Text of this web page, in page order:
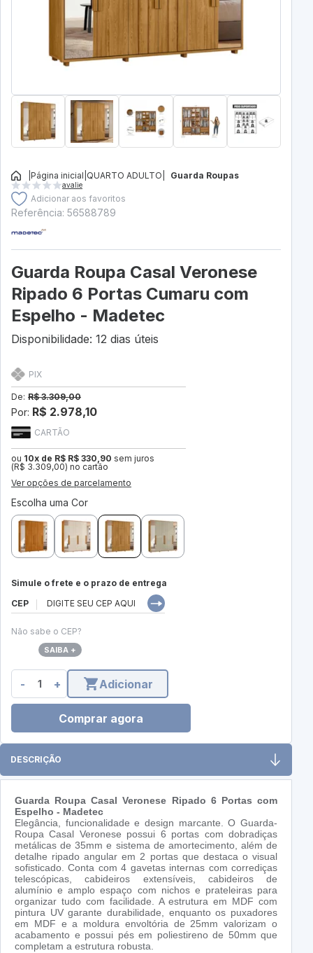
Página inicial QUARTO ADULTO Guarda Roupas
avalie
Adicionar aos favoritos
Referência: 56588789
Guarda Roupa Casal Veronese
Ripado 6 Portas Cumaru com
Espelho - Madetec
Disponibilidade: 12 dias úteis
CARTÃO
ou 10x de R$ R$ 330,90 sem juros
(R$ 3.309,00) no cartão
Ver opções de parcelamento
PIX
De: R$ 3.309,00
Por: R$ 2.978,10
Escolha uma Cor
Simule o frete e o prazo de entrega
CEP
Não sabe o CEP?
SAIBA +
- + Adicionar
Comprar agora
DESCRIÇÃO
Guarda Roupa Casal Veronese Ripado 6 Portas com
Espelho - Madetec
Elegância, funcionalidade e design marcante. O Guarda-
Roupa Casal Veronese possui 6 portas com dobradiças
metálicas de 35mm e sistema de amortecimento, além de
detalhe ripado angular em 2 portas que destaca o visual
sofisticado. Conta com 4 gavetas internas com corrediças
telescópicas, cabideiros extensíveis, cabideiros de
alumínio e amplo espaço com nichos e prateleiras para
organizar tudo com facilidade. A estrutura em MDF com
pintura UV garante durabilidade, enquanto os puxadores
em MDF e a moldura envoltória de 25mm valorizam o
acabamento e possui pés em poliestireno de 50mm que
completam a estrutura robusta.